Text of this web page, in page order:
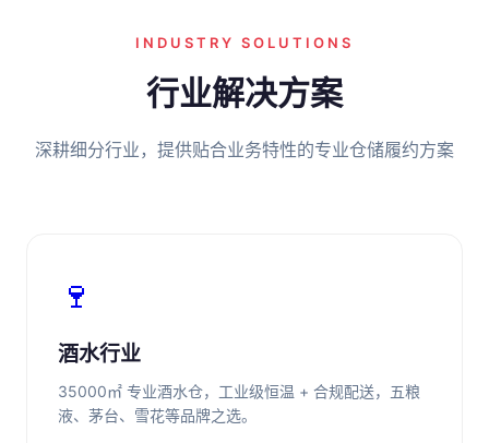
INDUSTRY SOLUTIONS
行业解决方案
深耕细分行业，提供贴合业务特性的专业仓储履约方案
🍷
酒水行业
35000㎡ 专业酒水仓，工业级恒温 + 合规配送，五粮
液、茅台、雪花等品牌之选。